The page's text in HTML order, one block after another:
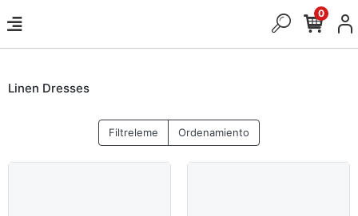
0
Linen Dresses
Filtreleme Ordenamiento